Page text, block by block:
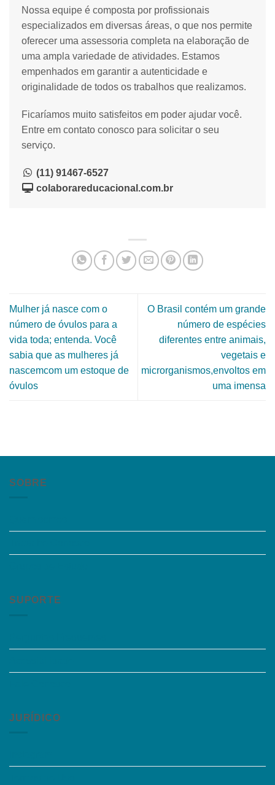
Nossa equipe é composta por profissionais
especializados em diversas áreas, o que nos permite
oferecer uma assessoria completa na elaboração de
uma ampla variedade de atividades. Estamos
empenhados em garantir a autenticidade e
originalidade de todos os trabalhos que realizamos.
Ficaríamos muito satisfeitos em poder ajudar você.
Entre em contato conosco para solicitar o seu
serviço.
(11) 91467-6527
colaborareducacional.com.br
Mulher já nasce com o
número de óvulos para a
vida toda; entenda. Você
sabia que as mulheres já
nascemcom um estoque de
óvulos
O Brasil contém um grande
número de espécies
diferentes entre animais,
vegetais e
microrganismos,envoltos em
uma imensa
SOBRE
SUPORTE
JURÍDICO